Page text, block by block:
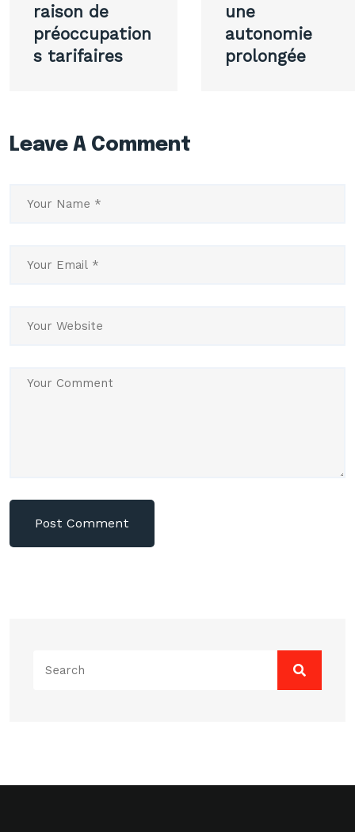
raison de
préoccupation
s tarifaires
une
autonomie
prolongée
Leave A Comment
for: